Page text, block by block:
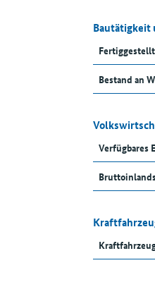
Bautätigkeit
Bestand an
Verfügbares